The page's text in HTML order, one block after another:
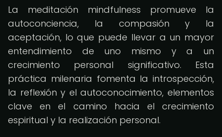
La meditación mindfulness promueve la
autoconciencia, la compasión y la
aceptación, lo que puede llevar a un mayor
entendimiento de uno mismo y a un
crecimiento personal significativo. Esta
práctica milenaria fomenta la introspección,
la reflexión y el autoconocimiento, elementos
clave en el camino hacia el crecimiento
espiritual y la realización personal.